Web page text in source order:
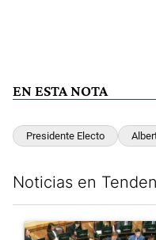
EN ESTA NOTA
Presidente Electo
Noticias en
Un artículo de tendencia